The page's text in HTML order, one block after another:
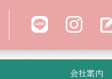
会社案内